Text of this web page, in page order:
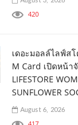
420
เดอะมอลล์ไลฟ์ส
M Card เปิดหน้า
LIFESTORE
SUNFLOWER
August 6, 2026